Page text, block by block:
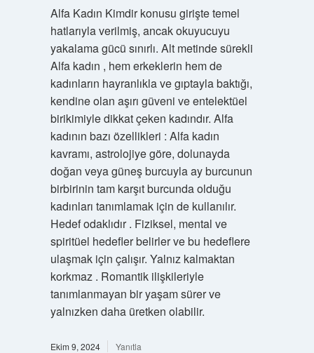
Alfa Kadın Kimdir konusu girişte temel
hatlarıyla verilmiş, ancak okuyucuyu
yakalama gücü sınırlı. Alt metinde sürekli
Alfa kadın , hem erkeklerin hem de
kadınların hayranlıkla ve gıptayla baktığı,
kendine olan aşırı güveni ve entelektüel
birikimiyle dikkat çeken kadındır. Alfa
kadının bazı özellikleri : Alfa kadın
kavramı, astrolojiye göre, dolunayda
doğan veya güneş burcuyla ay burcunun
birbirinin tam karşıt burcunda olduğu
kadınları tanımlamak için de kullanılır.
Hedef odaklıdır . Fiziksel, mental ve
spiritüel hedefler belirler ve bu hedeflere
ulaşmak için çalışır. Yalnız kalmaktan
korkmaz . Romantik ilişkileriyle
tanımlanmayan bir yaşam sürer ve
yalnızken daha üretken olabilir.
Ekim 9, 2024 Yanıtla